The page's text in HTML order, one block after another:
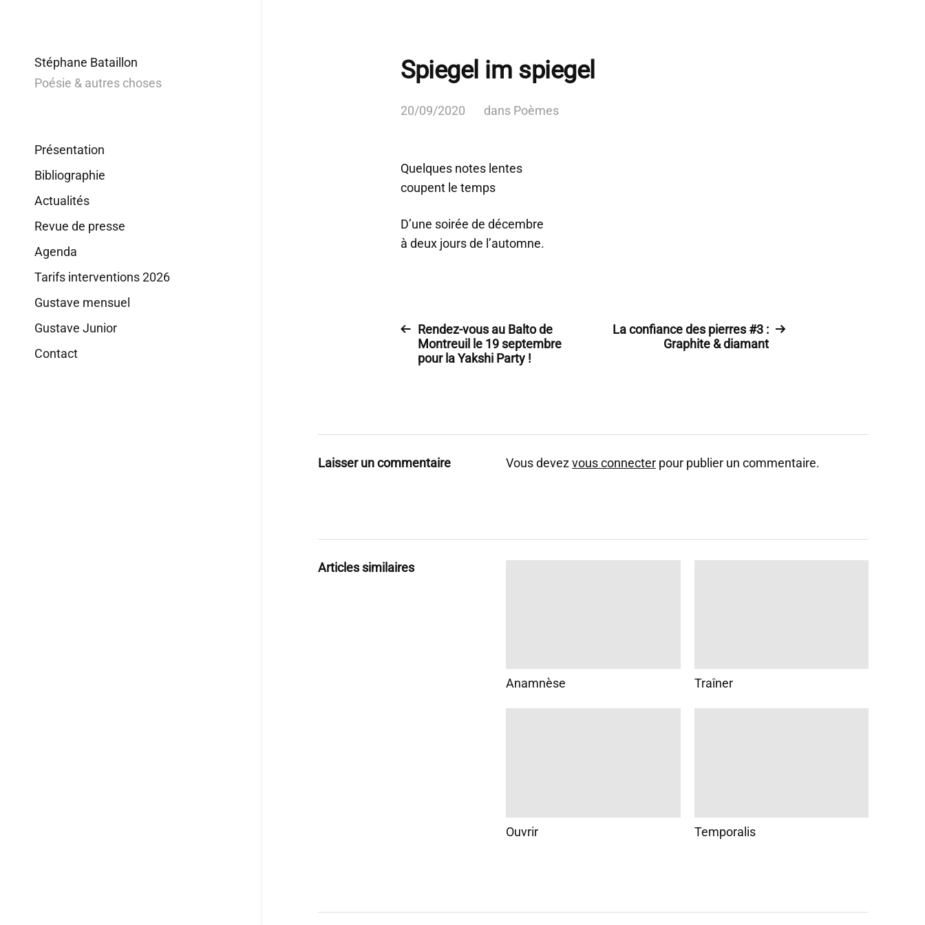
Stéphane Bataillon
Poésie & autres choses
Présentation
Bibliographie
Actualités
Revue de presse
Agenda
Tarifs interventions 2026
Gustave mensuel
Gustave Junior
Contact
Spiegel im spiegel
20/09/2020 dans Poèmes
Quelques notes lentes
coupent le temps
D’une soirée de décembre
à deux jours de l’automne.
Rendez-vous au Balto de
Montreuil le 19 septembre
pour la Yakshi Party !
La confiance des pierres #3 :
Graphite & diamant
Laisser un commentaire Vous devezvous connecter pour publier un commentaire.
Articles similaires
Anamnèse Traîner
Ouvrir Temporalis